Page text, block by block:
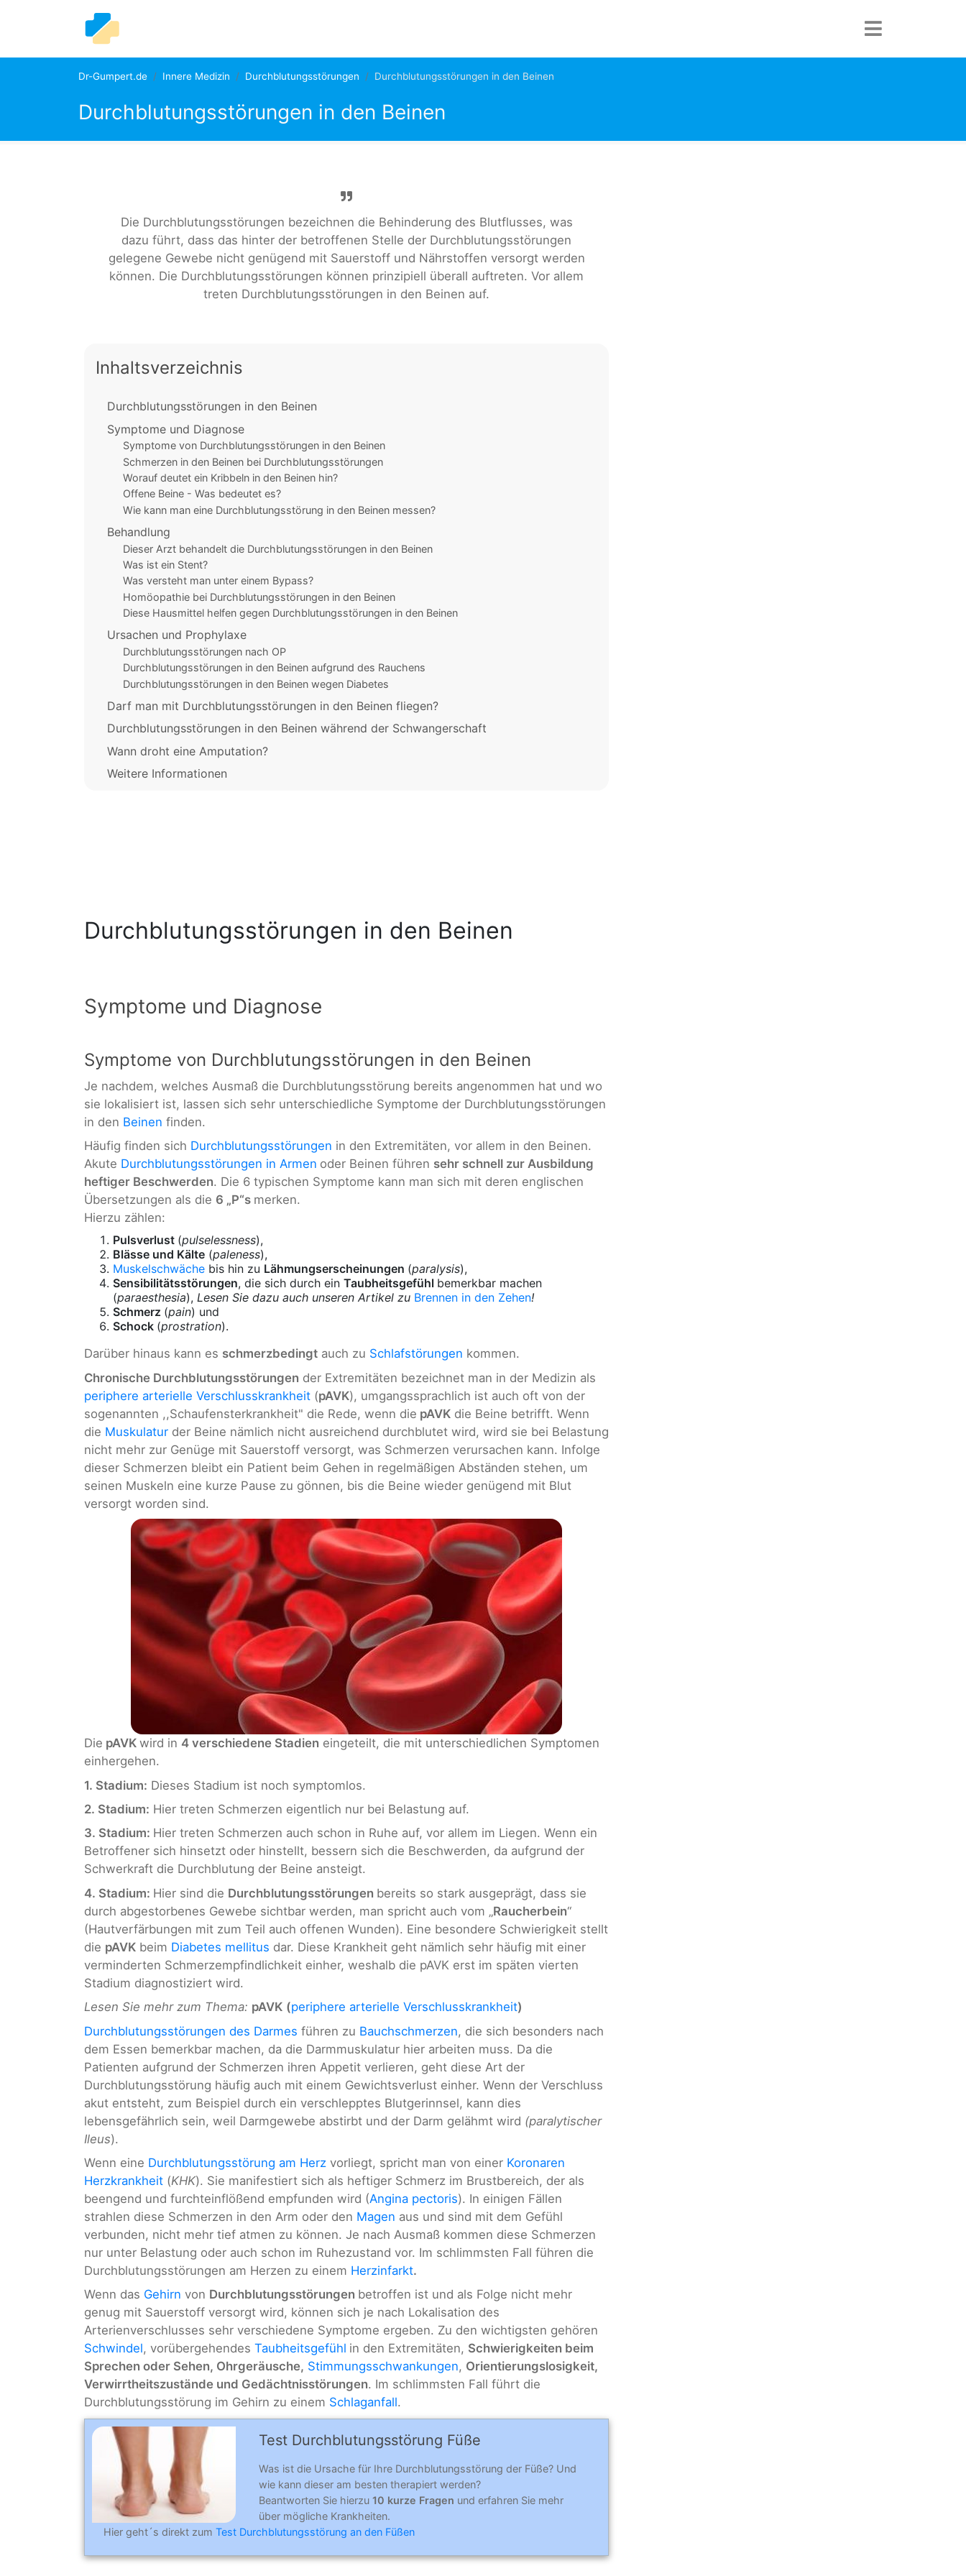
Dr-Gumpert.de Innere Medizin Durchblutungsstörungen Durchblutungsstörungen in den Beinen
Durchblutungsstörungen in den Beinen
Die Durchblutungsstörungen bezeichnen die Behinderung des Blutflusses, was
dazu führt, dass das hinter der betroffenen Stelle der Durchblutungsstörungen
gelegene Gewebe nicht genügend mit Sauerstoff und Nährstoffen versorgt werden
können. Die Durchblutungsstörungen können prinzipiell überall auftreten. Vor allem
treten Durchblutungsstörungen in den Beinen auf.
Inhaltsverzeichnis
Durchblutungsstörungen in den Beinen
Symptome und Diagnose
Symptome von Durchblutungsstörungen in den Beinen
Schmerzen in den Beinen bei Durchblutungsstörungen
Worauf deutet ein Kribbeln in den Beinen hin?
Offene Beine - Was bedeutet es?
Wie kann man eine Durchblutungsstörung in den Beinen messen?
Behandlung
Dieser Arzt behandelt die Durchblutungsstörungen in den Beinen
Was ist ein Stent?
Was versteht man unter einem Bypass?
Homöopathie bei Durchblutungsstörungen in den Beinen
Diese Hausmittel helfen gegen Durchblutungsstörungen in den Beinen
Ursachen und Prophylaxe
Durchblutungsstörungen nach OP
Durchblutungsstörungen in den Beinen aufgrund des Rauchens
Durchblutungsstörungen in den Beinen wegen Diabetes
Darf man mit Durchblutungsstörungen in den Beinen fliegen?
Durchblutungsstörungen in den Beinen während der Schwangerschaft
Wann droht eine Amputation?
Weitere Informationen
Durchblutungsstörungen in den Beinen
Symptome und Diagnose
Symptome von Durchblutungsstörungen in den Beinen
Je nachdem, welches Ausmaß die Durchblutungsstörung bereits angenommen hat und wo
sie lokalisiert ist, lassen sich sehr unterschiedliche Symptome der Durchblutungsstörungen
in den Beinen finden.
Häufig finden sich Durchblutungsstörungen in den Extremitäten, vor allem in den Beinen.
Akute Durchblutungsstörungen in Armen oder Beinen führen sehr schnell zur Ausbildung
heftiger Beschwerden. Die 6 typischen Symptome kann man sich mit deren englischen
Übersetzungen als die 6 „P“s merken.
Hierzu zählen:
Pulsverlust (pulselessness),
Blässe und Kälte (paleness),
Muskelschwäche bis hin zu Lähmungserscheinungen (paralysis),
Sensibilitätsstörungen, die sich durch ein Taubheitsgefühl bemerkbar machen
(paraesthesia), Lesen Sie dazu auch unseren Artikel zu Brennen in den Zehen!
Schmerz (pain) und
Schock (prostration).
Darüber hinaus kann es schmerzbedingt auch zu Schlafstörungen kommen.
Chronische Durchblutungsstörungen der Extremitäten bezeichnet man in der Medizin als
periphere arterielle Verschlusskrankheit (pAVK), umgangssprachlich ist auch oft von der
sogenannten ,,Schaufensterkrankheit" die Rede, wenn die pAVK die Beine betrifft. Wenn
die Muskulatur der Beine nämlich nicht ausreichend durchblutet wird, wird sie bei Belastung
nicht mehr zur Genüge mit Sauerstoff versorgt, was Schmerzen verursachen kann. Infolge
dieser Schmerzen bleibt ein Patient beim Gehen in regelmäßigen Abständen stehen, um
seinen Muskeln eine kurze Pause zu gönnen, bis die Beine wieder genügend mit Blut
versorgt worden sind.
Die pAVK wird in 4 verschiedene Stadien eingeteilt, die mit unterschiedlichen Symptomen
einhergehen.
1. Stadium: Dieses Stadium ist noch symptomlos.
2. Stadium: Hier treten Schmerzen eigentlich nur bei Belastung auf.
3. Stadium: Hier treten Schmerzen auch schon in Ruhe auf, vor allem im Liegen. Wenn ein
Betroffener sich hinsetzt oder hinstellt, bessern sich die Beschwerden, da aufgrund der
Schwerkraft die Durchblutung der Beine ansteigt.
4. Stadium: Hier sind die Durchblutungsstörungen bereits so stark ausgeprägt, dass sie
durch abgestorbenes Gewebe sichtbar werden, man spricht auch vom „Raucherbein“
(Hautverfärbungen mit zum Teil auch offenen Wunden). Eine besondere Schwierigkeit stellt
die pAVK beim Diabetes mellitus dar. Diese Krankheit geht nämlich sehr häufig mit einer
verminderten Schmerzempfindlichkeit einher, weshalb die pAVK erst im späten vierten
Stadium diagnostiziert wird.
Lesen Sie mehr zum Thema: pAVK (periphere arterielle Verschlusskrankheit)
Durchblutungsstörungen des Darmes führen zu Bauchschmerzen, die sich besonders nach
dem Essen bemerkbar machen, da die Darmmuskulatur hier arbeiten muss. Da die
Patienten aufgrund der Schmerzen ihren Appetit verlieren, geht diese Art der
Durchblutungsstörung häufig auch mit einem Gewichtsverlust einher. Wenn der Verschluss
akut entsteht, zum Beispiel durch ein verschlepptes Blutgerinnsel, kann dies
lebensgefährlich sein, weil Darmgewebe abstirbt und der Darm gelähmt wird (paralytischer
Ileus).
Wenn eine Durchblutungsstörung am Herz vorliegt, spricht man von einer Koronaren
Herzkrankheit (KHK). Sie manifestiert sich als heftiger Schmerz im Brustbereich, der als
beengend und furchteinflößend empfunden wird (Angina pectoris). In einigen Fällen
strahlen diese Schmerzen in den Arm oder den Magen aus und sind mit dem Gefühl
verbunden, nicht mehr tief atmen zu können. Je nach Ausmaß kommen diese Schmerzen
nur unter Belastung oder auch schon im Ruhezustand vor. Im schlimmsten Fall führen die
Durchblutungsstörungen am Herzen zu einem Herzinfarkt.
Wenn das Gehirn von Durchblutungsstörungen betroffen ist und als Folge nicht mehr
genug mit Sauerstoff versorgt wird, können sich je nach Lokalisation des
Arterienverschlusses sehr verschiedene Symptome ergeben. Zu den wichtigsten gehören
Schwindel, vorübergehendes Taubheitsgefühl in den Extremitäten, Schwierigkeiten beim
Sprechen oder Sehen, Ohrgeräusche, Stimmungsschwankungen, Orientierungslosigkeit,
Verwirrtheitszustände und Gedächtnisstörungen. Im schlimmsten Fall führt die
Durchblutungsstörung im Gehirn zu einem Schlaganfall.
Test Durchblutungsstörung Füße
Was ist die Ursache für Ihre Durchblutungsstörung der Füße? Und
wie kann dieser am besten therapiert werden?
Beantworten Sie hierzu 10 kurze Fragen und erfahren Sie mehr
über mögliche Krankheiten.
Hier geht´s direkt zum Test Durchblutungsstörung an den Füßen